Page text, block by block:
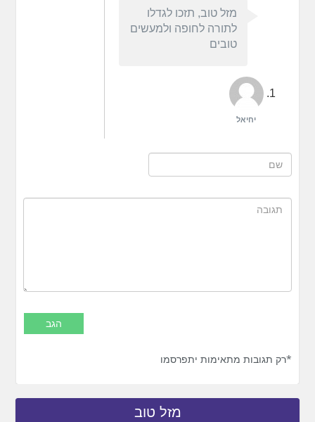
מזל טוב, תזכו לגדלו
לתורה לחופה ולמעשים
טובים
יחיאל
*רק תגובות מתאימות יתפרסמו
מזל טוב